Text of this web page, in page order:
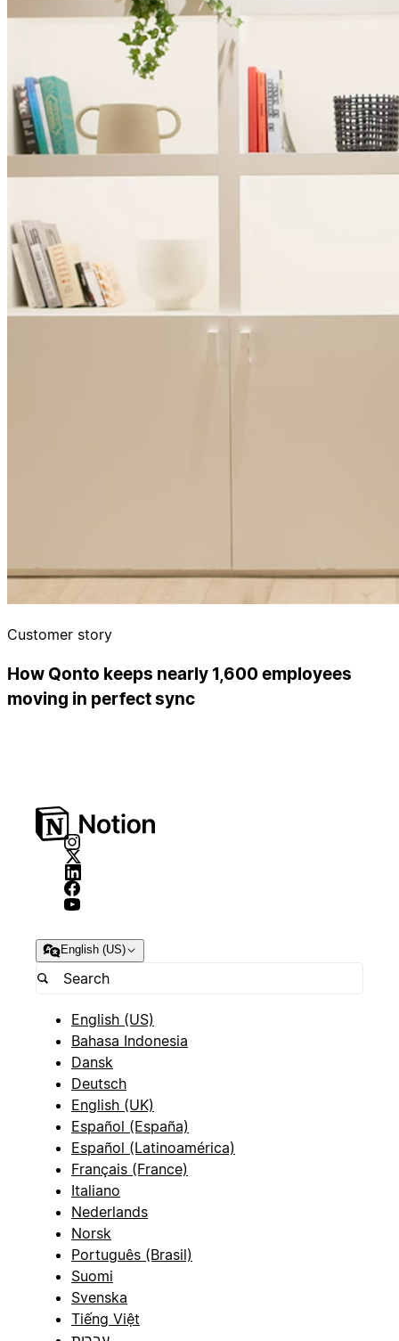
Customer story
How Qonto keeps nearly 1,600 employees
moving in perfect sync
English (US)
English (US)
Bahasa Indonesia
Dansk
Deutsch
English (UK)
Español (España)
Español (Latinoamérica)
Français (France)
Italiano
Nederlands
Norsk
Português (Brasil)
Suomi
Svenska
Tiếng Việt